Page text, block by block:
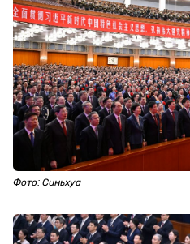
Фото: Синьхуа